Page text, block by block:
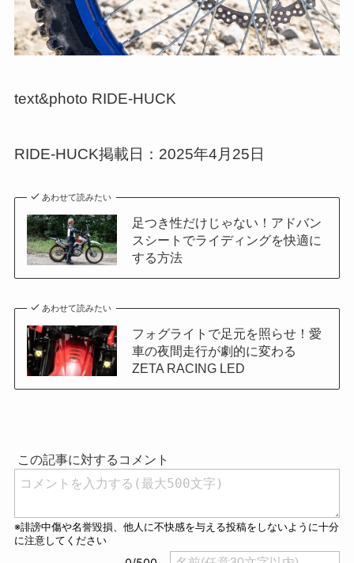
text&photo RIDE-HUCK
RIDE-HUCK掲載日：2025年4月25日
あわせて読みたい
足つき性だけじゃない！アドバン
スシートでライディングを快適に
する方法
あわせて読みたい
フォグライトで足元を照らせ！愛
車の夜間走行が劇的に変わる
ZETA RACING LED